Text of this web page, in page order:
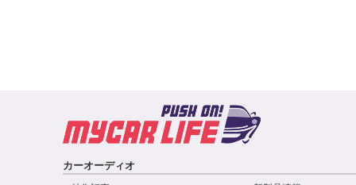
カーオーディオ